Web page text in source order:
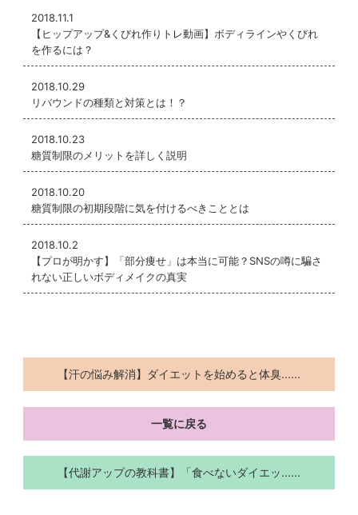
2018.11.1
【ヒップアップ&くびれ作りトレ動画】ボディラインやくびれ
を作るには？
2018.10.29
リバウンドの種類と対策とは！？
2018.10.23
糖質制限のメリットを詳しく説明
2018.10.20
糖質制限の初期段階に気を付けるべきこととは
2018.10.2
【プロが明かす】「部分痩せ」は本当に可能？SNSの噂に騙さ
れない正しいボディメイクの真実
【汗の悩み解消】ダイエットを始めると体臭......
一覧に戻る
【代謝アップの教科書】「食べないダイエッ......